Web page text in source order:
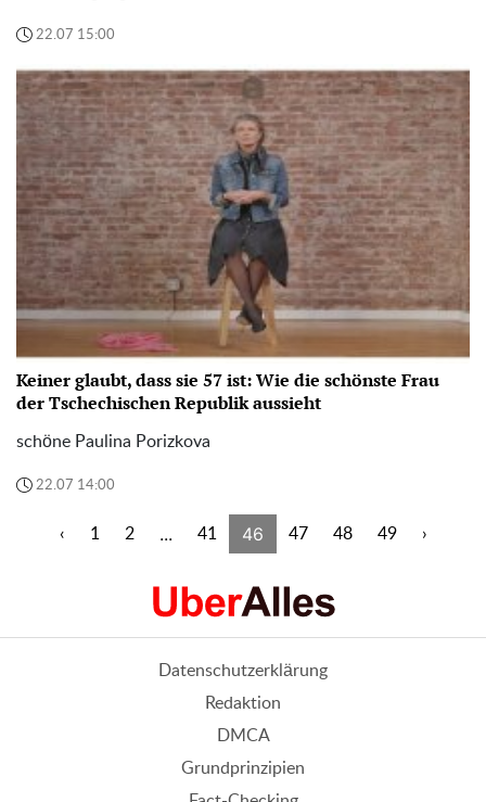
22.07 15:00
Keiner glaubt, dass sie 57 ist: Wie die schönste Frau
der Tschechischen Republik aussieht
schöne Paulina Porizkova
22.07 14:00
‹ 1 2 ... 41 46 47 48 49 ›
Datenschutzerklärung
Redaktion
DMCA
Grundprinzipien